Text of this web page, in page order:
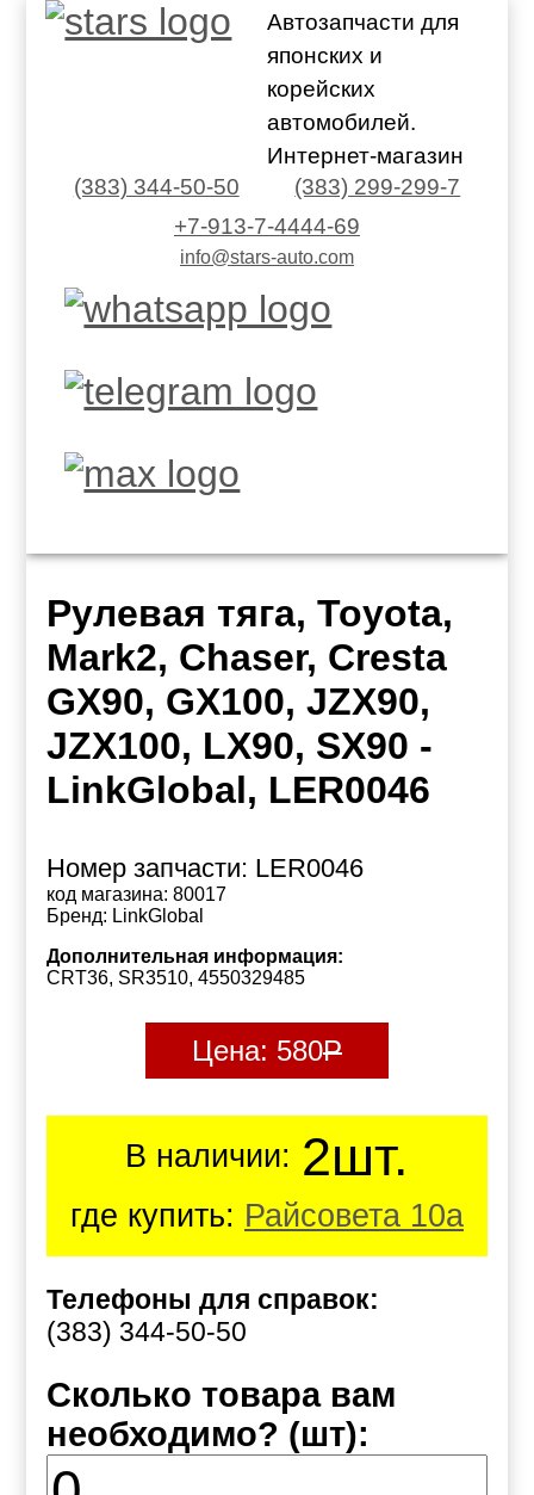
Автозапчасти для
японских и
корейских
автомобилей.
Интернет-магазин
(383) 344-50-50
(383) 299-299-7
+7-913-7-4444-69
info@stars-auto.com
Рулевая тяга, Toyota,
Mark2, Chaser, Cresta
GX90, GX100, JZX90,
JZX100, LX90, SX90 -
LinkGlobal, LER0046
Номер запчасти: LER0046
код магазина: 80017
Бренд: LinkGlobal
Дополнительная информация:
CRT36, SR3510, 4550329485
Цена: 580Р
В наличии: 2шт.
где купить: Райсовета 10а
Телефоны для справок:
(383) 344-50-50
Сколько товара вам
необходимо? (шт):